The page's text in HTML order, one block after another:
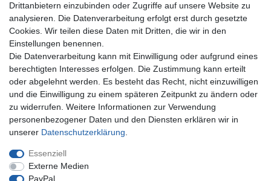
Registrieren
Anmelden
Unternehmen
Kontakt
Datenschutzerklärung
AGB Kundeninformationen
Impressum
Zahlung und Versand
Drittanbietern einzubinden oder Zugriffe auf unsere Website zu
analysieren. Die Datenverarbeitung erfolgt erst durch gesetzte
Cookies. Wir teilen diese Daten mit Dritten, die wir in den
Einstellungen benennen.
Die Datenverarbeitung kann mit Einwilligung oder aufgrund eines
berechtigten Interesses erfolgen. Die Zustimmung kann erteilt
oder abgelehnt werden. Es besteht das Recht, nicht einzuwilligen
und die Einwilligung zu einem späteren Zeitpunkt zu ändern oder
zu widerrufen. Weitere Informationen zur Verwendung
personenbezogener Daten und den Diensten erklären wir in
unserer Daten­schutz­erklärung
Essenziell
Externe Medien
PayPal